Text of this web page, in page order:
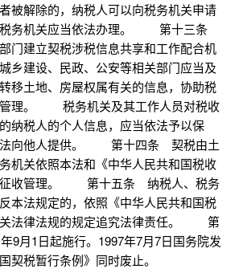
被解除的，纳税人可以向税务机关申请
税务机关应当依法办理。 第十三条
门建立契税涉税信息共享和工作配合机
乡建设、民政、公安等相关部门应当及
移土地、房屋权属有关的信息，协助税
管理。 税务机关及其工作人员对税收
纳税人的个人信息，应当依法予以保
法向他人提供。 第十四条 契税由土
机关依照本法和《中华人民共和国税收
征收管理。 第十五条 纳税人、税务
本法规定的，依照《中华人民共和国税
关法律法规的规定追究法律责任。 第
9月1日起施行。1997年7月7日国务院发
契税暂行条例》同时废止。